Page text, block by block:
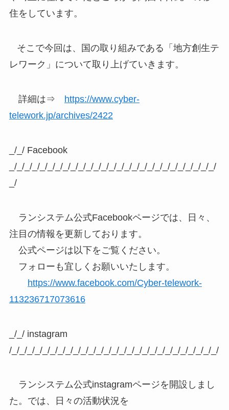
住をしています。
そこで今回は、国の取り組みである「地方創生テ
レワーク」について取り上げていきます。
詳細は⇒
https://www.cyber-
telework.jp/archives/2422
_/_/ Facebook
_/_/_/_/_/_/_/_/_/_/_/_/_/_/_/_/_/_/_/_/_/_/_/_/_/_/_/
_/
ランシステム公式Facebookページでは、日々、
注目の情報を更新しております。
公式ページは以下をご覧ください。
フォローも宜しくお願いいたします。
https://www.facebook.com/Cyber-telework-
113236717073616
_/_/ instagram
/_/_/_/_/_/_/_/_/_/_/_/_/_/_/_/_/_/_/_/_/_/_/_/_/_/_/_/
ランシステム公式instagramページを開設しまし
た。では、日々の活動状況を